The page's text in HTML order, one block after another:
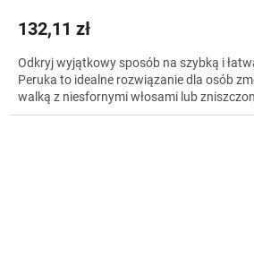
132,11 zł
Odkryj wyjątkowy sposób na szybką i
Peruka to idealne rozwiązanie dla osób
walką z niesfornymi włosami lub